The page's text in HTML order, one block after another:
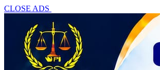
CLOSE ADS